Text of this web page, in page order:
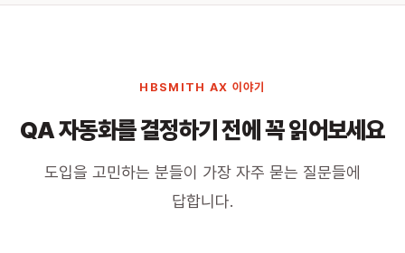
HBSMITH AX 이야기
QA 자동화를 결정하기 전에 꼭 읽어보세요
도입을 고민하는 분들이 가장 자주 묻는 질문들에
답합니다.